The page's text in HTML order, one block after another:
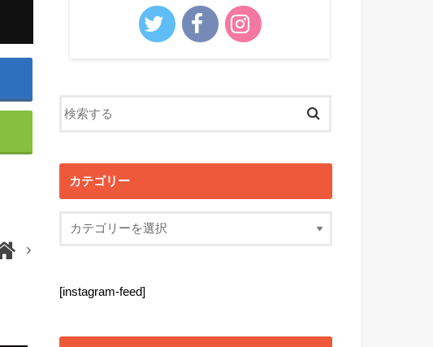
カテゴリー
[instagram-feed]